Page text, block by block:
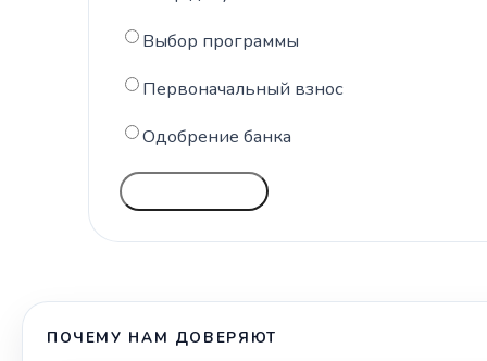
Выбор программы
Первоначальный взнос
Одобрение банка
ПОЧЕМУ НАМ ДОВЕРЯЮТ